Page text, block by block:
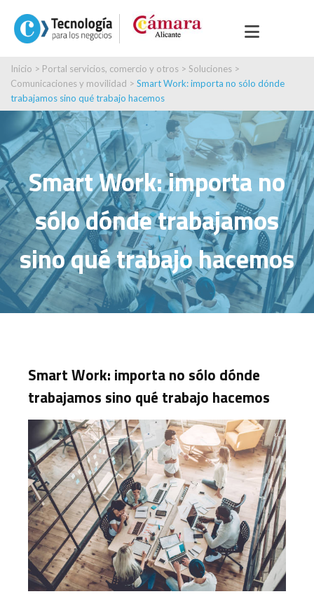
Inicio > Portal servicios, comercio y otros > Soluciones >
Comunicaciones y movilidad > Smart Work: importa no sólo dónde
trabajamos sino qué trabajo hacemos
Smart Work: importa no
sólo dónde trabajamos
sino qué trabajo hacemos
Smart Work: importa no sólo dónde
trabajamos sino qué trabajo hacemos